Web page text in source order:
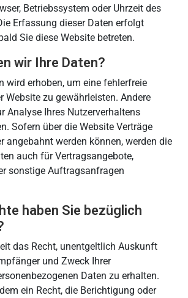
Betriebssystem oder Uhrzeit des
Erfassung dieser Daten erfolgt
Sie diese Website betreten.
wir Ihre Daten?
wird erhoben, um eine fehlerfreie
Website zu gewährleisten. Andere
Analyse Ihres Nutzerverhaltens
Sofern über die Website Verträge
angebahnt werden können, werden die
auch für Vertragsangebote,
sonstige Auftragsanfragen
haben Sie bezüglich
das Recht, unentgeltlich Auskunft
und Zweck Ihrer
Daten zu erhalten.
ein Recht, die Berichtigung oder